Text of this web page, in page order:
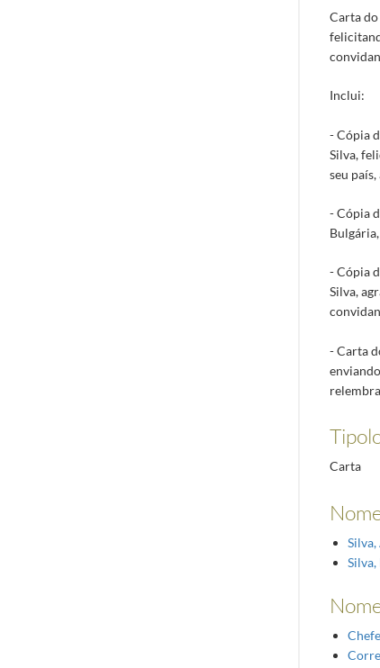
Carta
Inclui:
- Cópia
Silva,
seu
- Cópia
- Cópia
Silva,
- Carta
Carta